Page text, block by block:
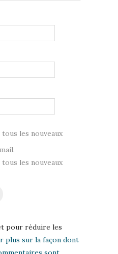
les nouveaux
les nouveaux
pour réduire les
plus sur la façon dont